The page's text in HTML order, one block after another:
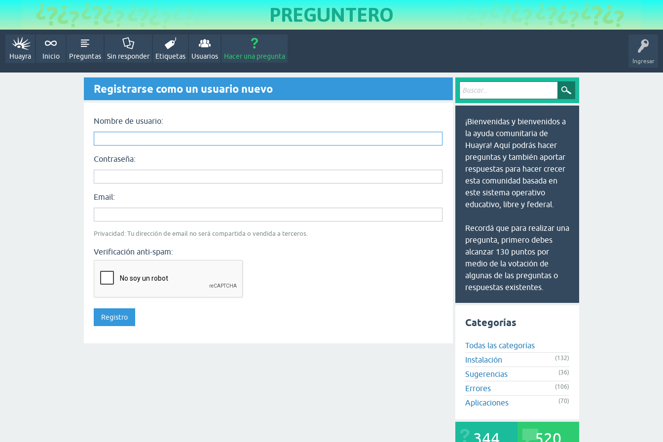
PREGUNTERO
Ingresar
Huayra Inicio Preguntas Sin responder Etiquetas Usuarios Hacer una pregunta
Registrarse como un usuario nuevo
Nombre de usuario:
Contraseña:
Email:
Privacidad: Tu dirección de email no será compartida o vendida a terceros.
Verificación anti-spam:
¡Bienvenidas y bienvenidos a
la ayuda comunitaria de
Huayra! Aquí podrás hacer
preguntas y también aportar
respuestas para hacer crecer
esta comunidad basada en
este sistema operativo
educativo, libre y federal.
Recordá que para realizar una
pregunta, primero debes
alcanzar 130 puntos por
medio de la votación de
algunas de las preguntas o
respuestas existentes.
Categorías
Todas las categorías
Instalación
(132)
Sugerencias (36)
Errores (106)
Aplicaciones (70)
344 520